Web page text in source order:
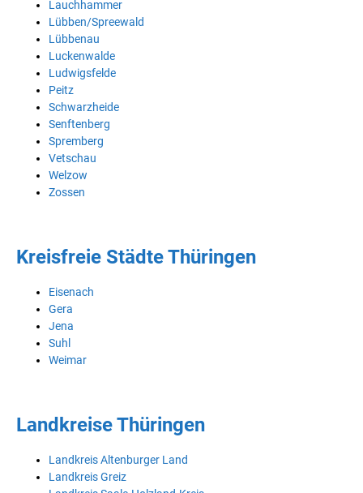
Lauchhammer
Lübben/Spreewald
Lübbenau
Luckenwalde
Ludwigsfelde
Peitz
Schwarzheide
Senftenberg
Spremberg
Vetschau
Welzow
Zossen
Kreisfreie Städte Thüringen
Eisenach
Gera
Jena
Suhl
Weimar
Landkreise Thüringen
Landkreis Altenburger Land
Landkreis Greiz